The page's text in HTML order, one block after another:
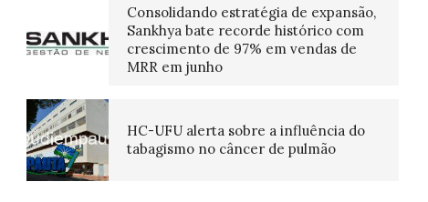
Consolidando estratégia de expansão,
Sankhya bate recorde histórico com
crescimento de 97% em vendas de
MRR em junho
HC-UFU alerta sobre a influência do
tabagismo no câncer de pulmão